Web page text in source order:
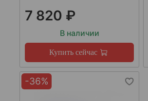
7 820 ₽
В наличии
Купить сейчас
-36%